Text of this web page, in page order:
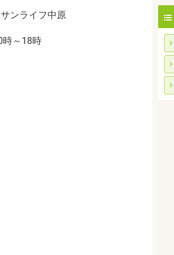
ンライフ中原
～18時